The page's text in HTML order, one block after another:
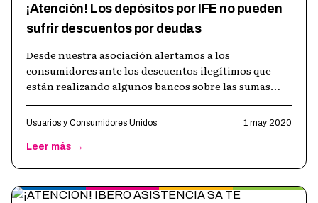
¡Atención! Los depósitos por IFE no pueden
sufrir descuentos por deudas
Desde nuestra asociación alertamos a los
consumidores ante los descuentos ilegítimos que
están realizando algunos bancos sobre las sumas
Usuarios y Consumidores Unidos 1 may 2020
Leer más →